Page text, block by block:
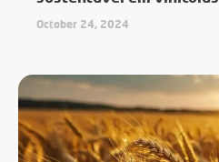
October 24, 2024